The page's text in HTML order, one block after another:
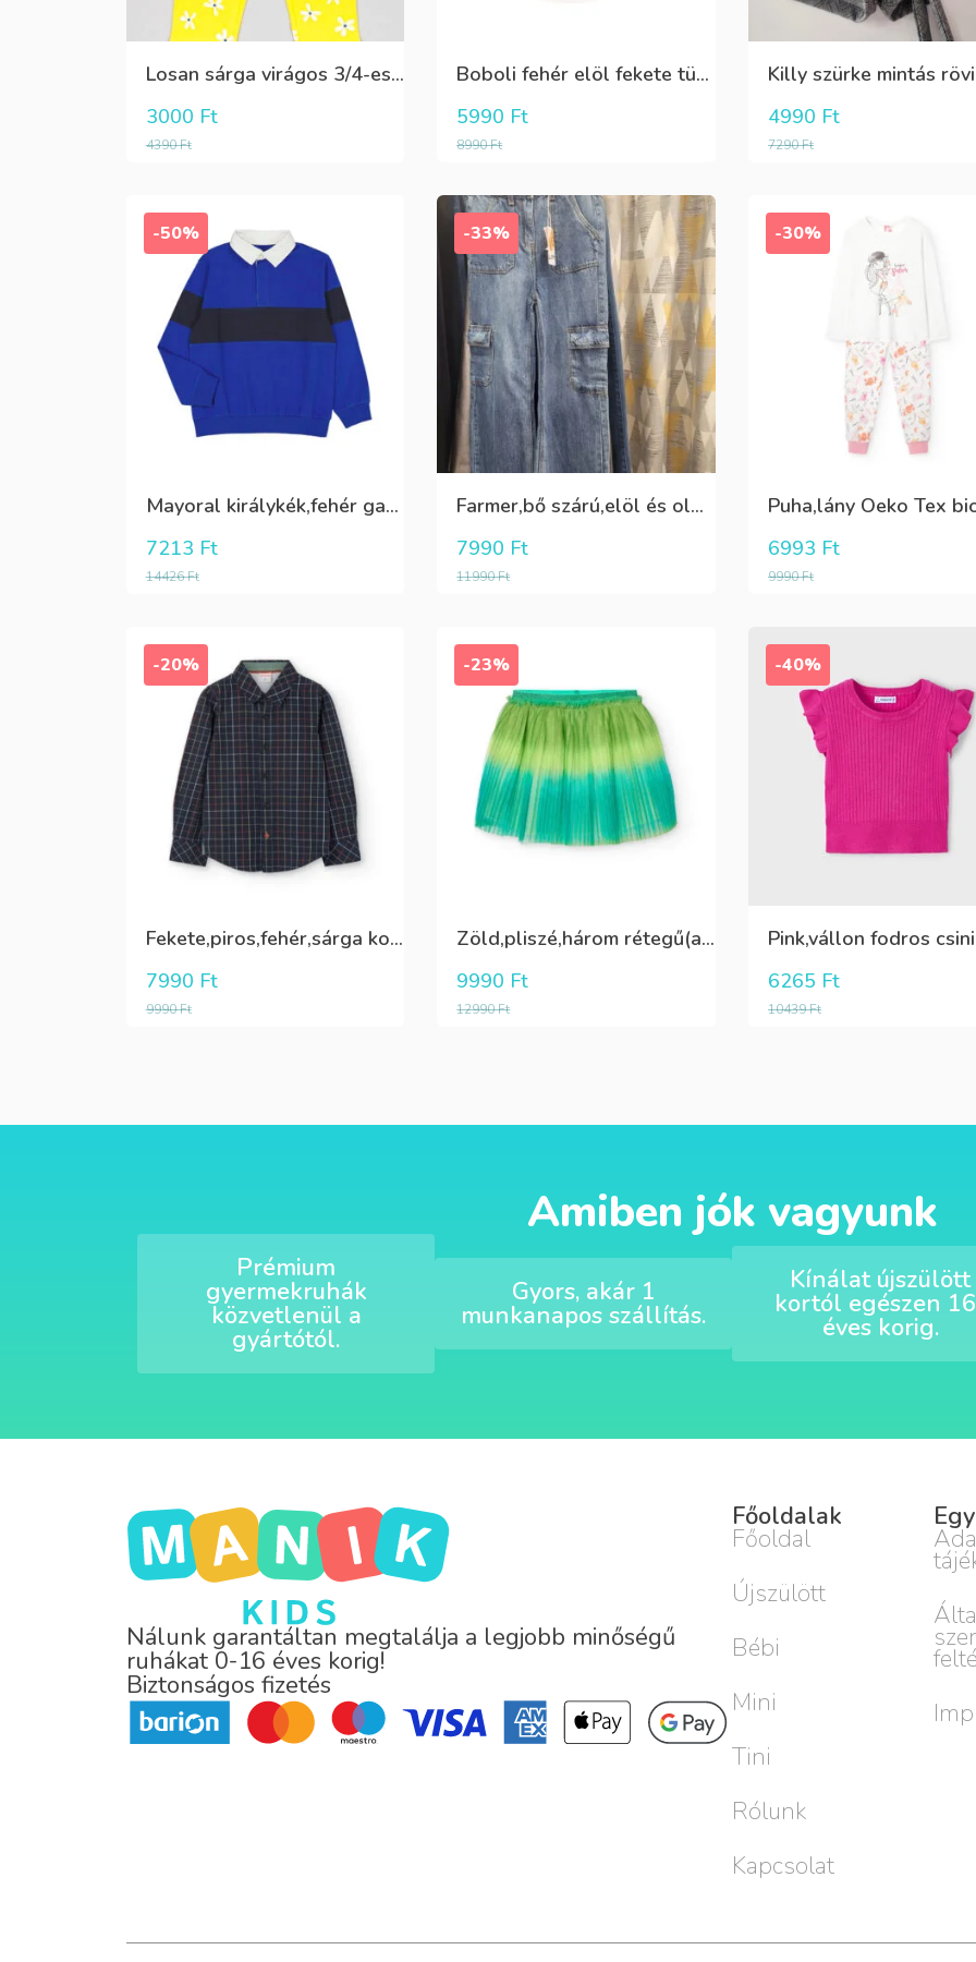
Losan sárga virágos 3/4-es leggings
4390Ft
3000 Ft
Boboli fehér elöl fekete tüll+gyöngyös csini póló
8990Ft
5990 Ft
7290Ft
4990 Ft
-50%
Mayoral királykék,fehér galléros hosszú ujjú póló Tini fiúknak
14426Ft
7213 Ft
-33%
Farmer,bő szárú,elöl és oldalt zsebes lány nadrág
11990Ft
7990 Ft
-30%
9990Ft
6993 Ft
-20%
Fekete,piros,fehér,sárga kockás ing
9990Ft
7990 Ft
-23%
Zöld,pliszé,három rétegű(alatta csillogó tüll+kiwizöld vászon) szoknya
12990Ft
9990 Ft
-40%
10439Ft
6265 Ft
Amiben jók vagyunk
Prémium
gyermekruhák
közvetlenül a
gyártótól.
Gyors, akár 1
munkanapos szállítás.
Kínálat újszülött
kortól egészen
éves korig.
Nálunk garantáltan megtalálja a legjobb minőségű
ruhákat 0-16 éves korig!
Biztonságos fizetés
Főoldalak
Főoldal
Újszülött
Bébi
Mini
Tini
Rólunk
Kapcsolat